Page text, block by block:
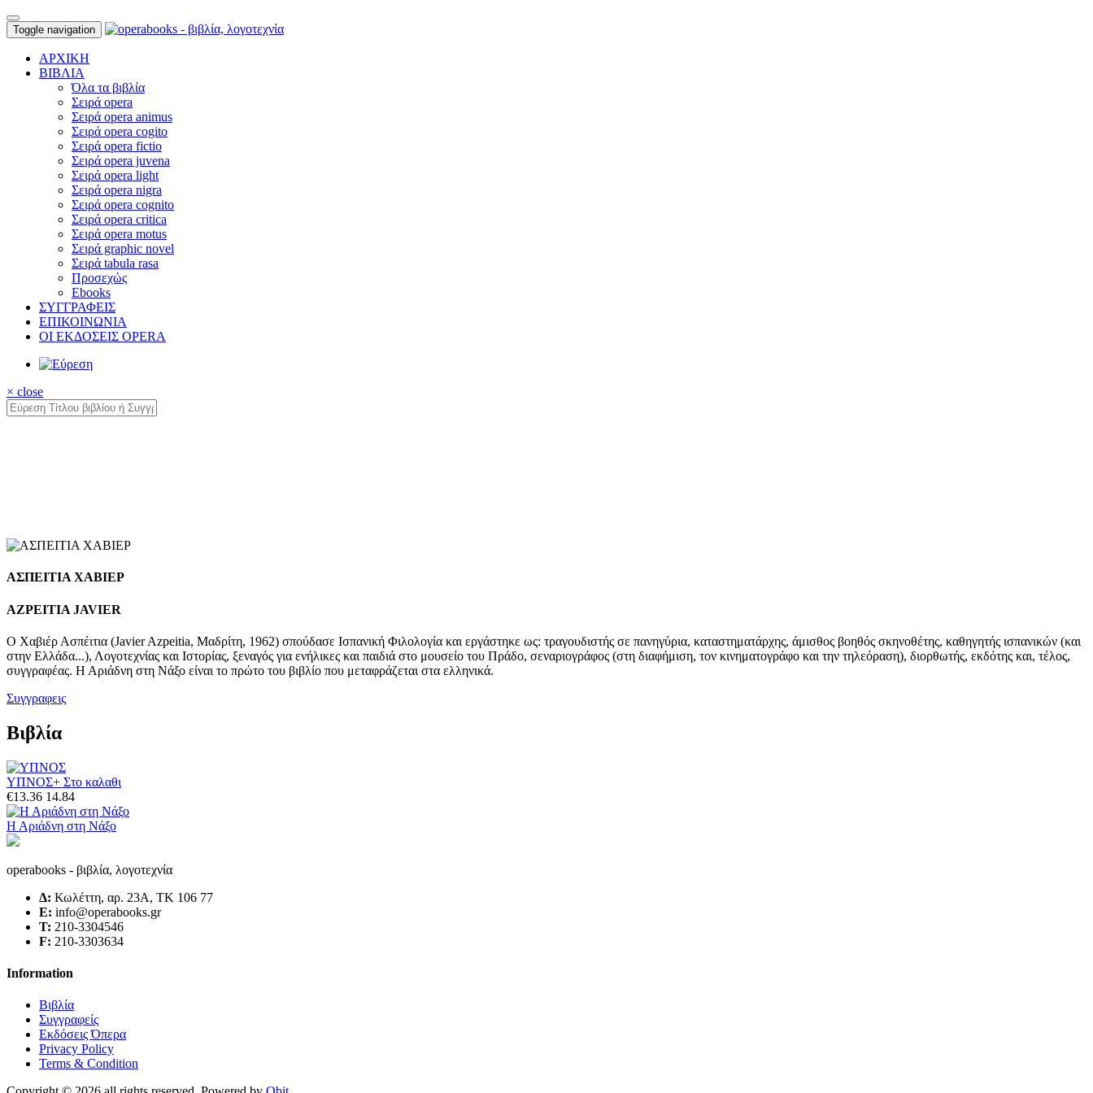
Toggle navigation
ΑΡΧΙΚΗ
ΒΙΒΛΙΑ
Όλα τα βιβλία
Σειρά opera
Σειρά opera animus
Σειρά opera cogito
Σειρά opera fictio
Σειρά opera juvena
Σειρά opera light
Σειρά opera nigra
Σειρά opera cognito
Σειρά opera critica
Σειρά opera motus
Σειρά graphic novel
Σειρά tabula rasa
Προσεχώς
Ebooks
ΣΥΓΓΡΑΦΕΙΣ
ΕΠΙΚΟΙΝΩΝΙΑ
ΟΙ ΕΚΔΟΣΕΙΣ OPERA
× close
ΑΣΠΕΙΤΙΑ ΧΑΒΙΕΡ
AZPEITIA JAVIER
Ο Χαβιέρ Ασπέιτια (Javier Azpeitia, Μαδρίτη, 1962) σπούδασε Ισπανική Φιλολογία και εργάστηκε ως: τραγουδιστής σε πανηγύρια, καταστηματάρχης, άμισθος βοηθός σκηνοθέτης, καθηγητής ισπανικών (και
στην Ελλάδα...), Λογοτεχνίας και Ιστορίας, ξεναγός για ενήλικες και παιδιά στο μουσείο του Πράδο, σεναριογράφος (στη διαφήμιση, τον κινηματογράφο και την τηλεόραση), διορθωτής, εκδότης και, τέλος,
συγγραφέας. Η Αριάδνη στη Νάξο είναι το πρώτο του βιβλίο που μεταφράζεται στα ελληνικά.
Συγγραφεις
Βιβλία
ΥΠΝΟΣ+ Στο καλαθι
€13.36 14.84
Η Αριάδνη στη Νάξο
operabooks - βιβλία, λογοτεχνία
Δ: Κωλέττη, αρ. 23Α, ΤΚ 106 77
E: info@operabooks.gr
Τ: 210-3304546
F: 210-3303634
Information
Βιβλία
Συγγραφείς
Εκδόσεις Όπερα
Privacy Policy
Terms & Condition